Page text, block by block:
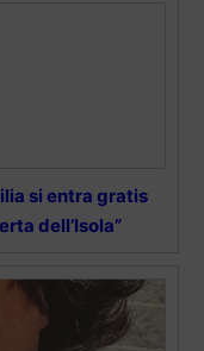
si entra gratis
dell’Isola”